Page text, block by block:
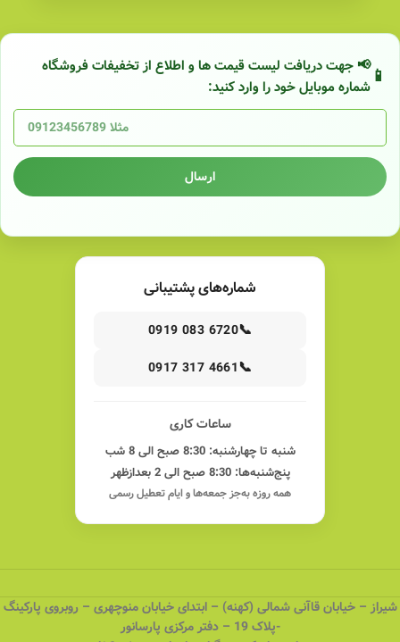
📢 جهت دریافت لیست قیمت ها و اطلاع از تخفیفات فروشگاه
شماره موبایل خود را وارد کنید:
ارسال
شماره‌های پشتیبانی
📞
0919 083 6720
📞
0917 317 4661
ساعات کاری
شنبه تا چهارشنبه: 8:30 صبح الی 8 شب
پنج‌شنبه‌ها: 8:30 صبح الی 2 بعدازظهر
همه روزه به‌جز جمعه‌ها و ایام تعطیل رسمی
شیراز – خیابان قاآنی شمالی (کهنه) – ابتدای خیابان منوچهری – روبروی پارکینگ
-پلاک 19 – دفتر مرکزی پارسانور